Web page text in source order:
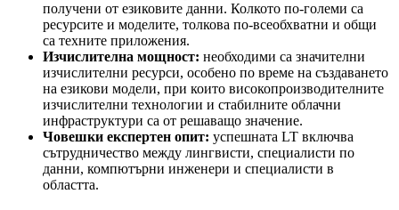
получени от езиковите данни. Колкото по-големи са
ресурсите и моделите, толкова по-всеобхватни и общи
са техните приложения.
Изчислителна мощност: необходими са значителни
изчислителни ресурси, особено по време на създаването
на езикови модели, при които високопроизводителните
изчислителни технологии и стабилните облачни
инфраструктури са от решаващо значение.
Човешки експертен опит: успешната LT включва
сътрудничество между лингвисти, специалисти по
данни, компютърни инженери и специалисти в
областта.